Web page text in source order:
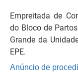
Empreitada de
do Bloco de
Grande da
EPE.
Anúncio de